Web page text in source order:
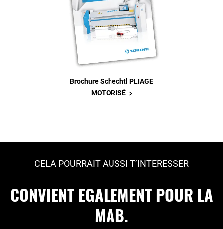
Brochure Schechtl PLIAGE
MOTORISÉ >
CELA POURRAIT AUSSI T’INTERESSER
CONVIENT EGALEMENT POUR LA
MAB.